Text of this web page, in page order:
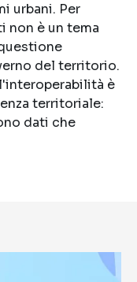
urbani. Per
non è un tema
del territorio.
è
territoriale:
dati che